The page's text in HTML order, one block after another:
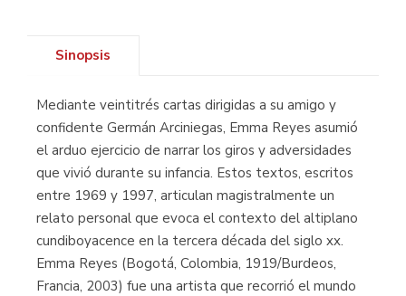
Sinopsis
Mediante veintitrés cartas dirigidas a su amigo y
confidente Germán Arciniegas, Emma Reyes asumió
el arduo ejercicio de narrar los giros y adversidades
que vivió durante su infancia. Estos textos, escritos
entre 1969 y 1997, articulan magistralmente un
relato personal que evoca el contexto del altiplano
cundiboyacence en la tercera década del siglo xx.
Emma Reyes (Bogotá, Colombia, 1919/Burdeos,
Francia, 2003) fue una artista que recorrió el mundo